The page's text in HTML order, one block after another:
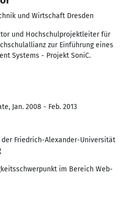
und Wirtschaft Dresden
und Hochschulprojektleiter für
zur Einführung eines
Systems - Projekt SoniC.
Jan. 2008 - Feb. 2013
Friedrich-Alexander-Universität
im Bereich Web-